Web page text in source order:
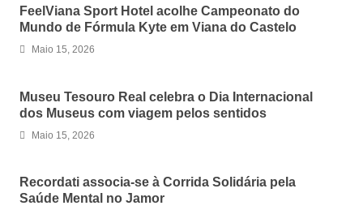
FeelViana Sport Hotel acolhe Campeonato do
Mundo de Fórmula Kyte em Viana do Castelo
Maio 15, 2026
Museu Tesouro Real celebra o Dia Internacional
dos Museus com viagem pelos sentidos
Maio 15, 2026
Recordati associa-se à Corrida Solidária pela
Saúde Mental no Jamor